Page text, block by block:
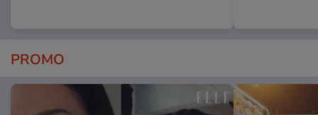
PROMO